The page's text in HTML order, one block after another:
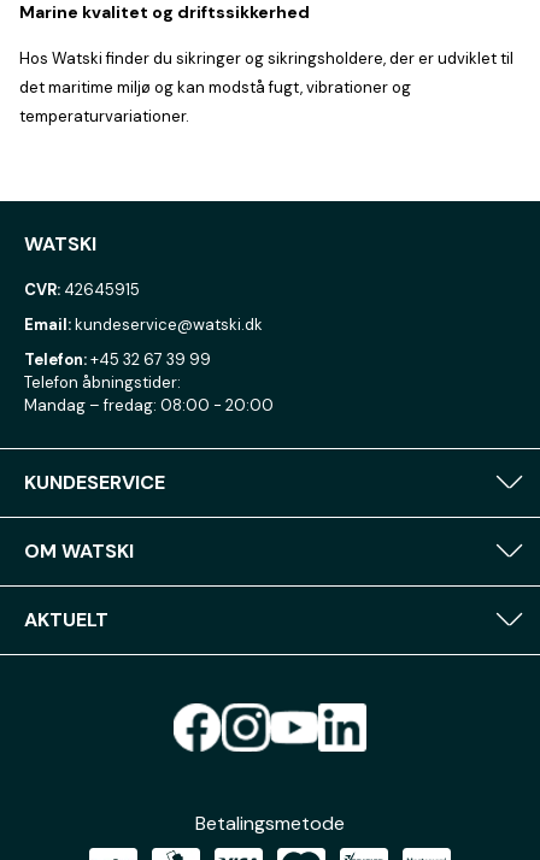
Marine kvalitet og driftssikkerhed
Hos Watski finder du sikringer og sikringsholdere, der er udviklet til
det maritime miljø og kan modstå fugt, vibrationer og
temperaturvariationer.
WATSKI
CVR: 42645915
Email:kundeservice@watski.dk
Telefon:+45 32 67 39 99
Telefon åbningstider:
Mandag – fredag: 08:00 - 20:00
KUNDESERVICE
OM WATSKI
AKTUELT
Betalingsmetode